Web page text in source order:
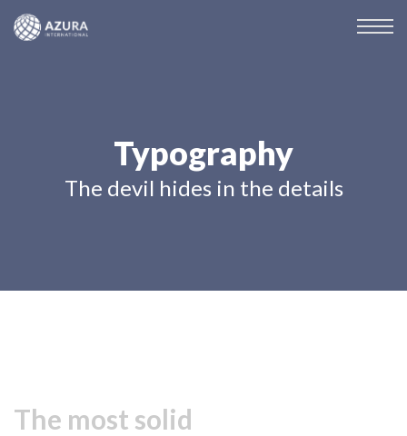
Typography
The devil hides in the details
The most solid